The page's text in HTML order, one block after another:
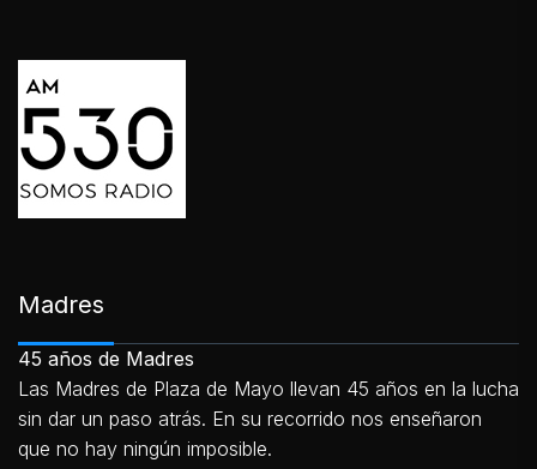
Madres
45 años de Madres
Las Madres de Plaza de Mayo llevan 45 años en la lucha
sin dar un paso atrás. En su recorrido nos enseñaron
que no hay ningún imposible.